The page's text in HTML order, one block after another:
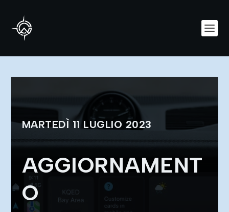
MARTEDÌ 11 LUGLIO 2023
AGGIORNAMENT
O